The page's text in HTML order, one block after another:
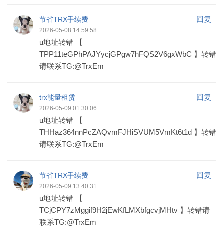
节省TRX手续费 回复
2026-05-08 14:59:58
u地址转错 【
TPP11teGPhPAJYycjGPgw7hFQS2V6gxWbC 】转错
请联系TG:@TrxEm
trx能量租赁 回复
2026-05-09 01:30:06
u地址转错 【
THHaz364nnPcZAQvmFJHiSVUM5VmKt6t1d 】转错
请联系TG:@TrxEm
节省TRX手续费 回复
2026-05-09 13:40:31
u地址转错 【
TCjCPY7zMggif9H2jEwKfLMXbfgcvjMHtv 】转错请
联系TG:@TrxEm